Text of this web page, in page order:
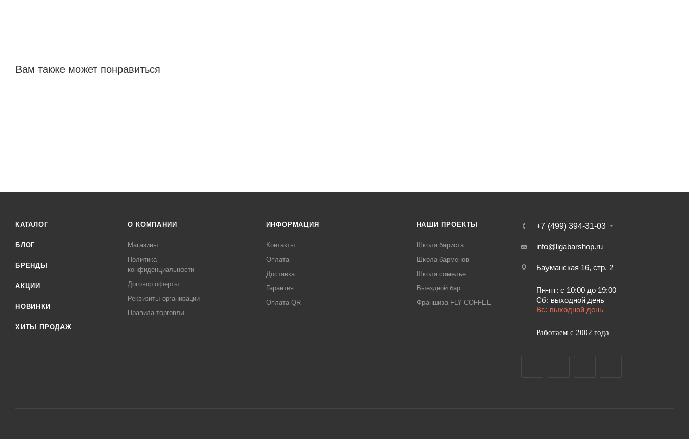
Вам также может понравиться
КАТАЛОГ
БЛОГ
БРЕНДЫ
АКЦИИ
НОВИНКИ
ХИТЫ ПРОДАЖ
О КОМПАНИИ
Магазины
Политика
конфиденциальности
Договор оферты
Реквизиты организации
Правила торговли
ИНФОРМАЦИЯ
Контакты
Оплата
Доставка
Гарантия
Оплата QR
НАШИ ПРОЕКТЫ
Школа бариста
Школа барменов
Школа сомелье
Выездной бар
Франшиза FLY COFFEE
+7 (499) 394-31-03
info@ligabarshop.ru
Бауманская 16, стр. 2
Пн-пт: с 10:00 до 19:00
Сб: выходной день
Вс: выходной день
Работаем с 2002 года